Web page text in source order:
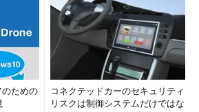
ための
コネクテッドカーのセキュリティ
リスクは制御システムだけではな